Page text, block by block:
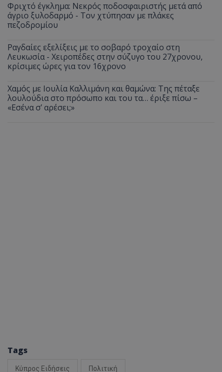
Φριχτό έγκλημα: Νεκρός ποδοσφαιριστής μετά από
άγριο ξυλοδαρμό - Τον χτύπησαν με πλάκες
πεζοδρομίου
Ραγδαίες εξελίξεις με το σοβαρό τροχαίο στη
Λευκωσία - Χειροπέδες στην σύζυγο του 27χρονου,
κρίσιμες ώρες για τον 16χρονο
Χαμός με Ιουλία Καλλιμάνη και θαμώνα: Της πέταξε
λουλούδια στο πρόσωπο και του τα… έριξε πίσω –
«Εσένα σ’ αρέσει;»
Tags
Κύπρος Ειδήσεις Πολιτική